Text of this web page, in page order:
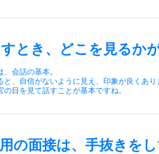
とき、どこを見るかが
会話の基本。
と、自信がないように見え、印象が良くあり
目を見て話すことが基本ですね。
の面接は、手抜きをし